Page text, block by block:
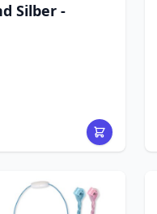
Silber -